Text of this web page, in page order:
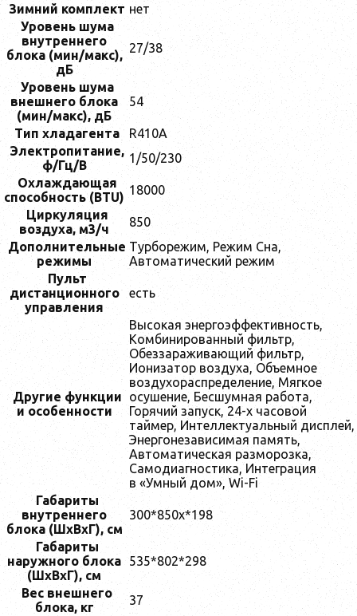
Зимний комплект нет
Уровень шума
внутреннего
блока (мин/макс),
дБ
27/38
Уровень шума
внешнего блока
(мин/макс), дБ
54
Тип хладагента
R410A
Электропитание,
ф/Гц/В
1/50/230
Охлаждающая
способность (BTU) 18000
Циркуляция
воздухa, м3/ч
850
Дoполнительные
режимы
Турборежим, Режим Сна,
Автоматический режим
Пульт
дистанционного
управления
есть
Другие функции
и особенности
Высокая энергоэффективность,
Комбинированный фильтр,
Обеззараживающий фильтр,
Ионизатор воздуха, Объемное
воздухораспределение, Мягкое
осушение, Бесшумная работа,
Горячий запуск, 24-х часовой
таймер, Интеллектуальный дисплей,
Энергонезависимая память,
Автоматическая разморозка,
Самодиагностика, Интеграция
в «Умный дом», Wi-Fi
Габариты
внутреннего
блока (ШxВxГ), см
300*850х*198
Габариты
наружного блока
(ШxВxГ), см
535*802*298
Вес внешнего
блока, кг
37